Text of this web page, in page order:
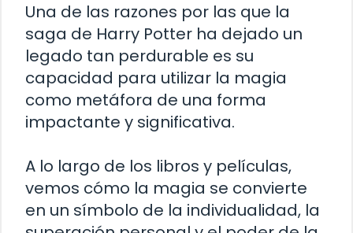
Una de las razones por las que la
saga de Harry Potter ha dejado un
legado tan perdurable es su
capacidad para utilizar la magia
como metáfora de una forma
impactante y significativa.
A lo largo de los libros y películas,
vemos cómo la magia se convierte
en un símbolo de la individualidad, la